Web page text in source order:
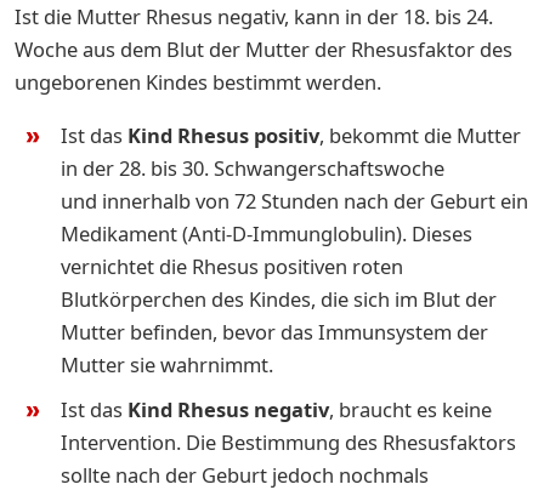
Ist die Mutter Rhesus negativ, kann in der 18. bis 24.
Woche aus dem Blut der Mutter der Rhesusfaktor des
ungeborenen Kindes bestimmt werden.
Ist das Kind Rhesus positiv, bekommt die Mutter
in der 28. bis 30. Schwangerschaftswoche
und innerhalb von 72 Stunden nach der Geburt ein
Medikament (Anti-D-Immunglobulin). Dieses
vernichtet die Rhesus positiven roten
Blutkörperchen des Kindes, die sich im Blut der
Mutter befinden, bevor das Immunsystem der
Mutter sie wahrnimmt.
Ist das Kind Rhesus negativ, braucht es keine
Intervention. Die Bestimmung des Rhesusfaktors
sollte nach der Geburt jedoch nochmals